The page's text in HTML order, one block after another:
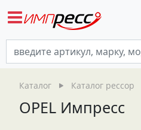
Каталог Каталог рессор
OPEL Импресс